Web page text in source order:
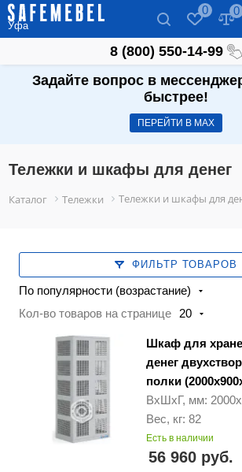
Уфа
0 0
8 (800) 550-14-99
Задайте вопрос в
быстрее!
ПЕРЕЙТИ В МАХ
Тележки и шкафы для денег
Каталог Тележки Тележки и шкафы для
ФИЛЬТР ТОВАРОВ
По популярности (возрастание)
Кол-во товаров на странице
20
Шкаф для
денег
полки
ВхШхГ, мм:
Вес, кг: 82
Есть в наличии
56 960 руб.